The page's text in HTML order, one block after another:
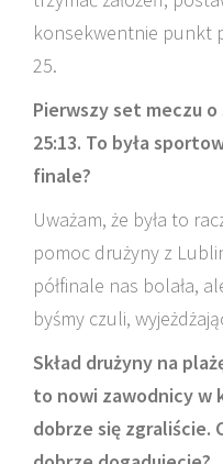
konsekwentnie punkt
25.
Pierwszy set meczu
25:13. To była
finale?
Uważam, że była to
pomoc drużyny z
półfinale nas bolała,
byśmy czuli,
Skład drużyny na
to nowi zawodnicy w
dobrze się zgraliście.